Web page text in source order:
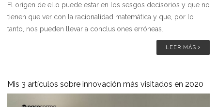
El origen de ello puede estar en los sesgos decisorios y que no
tienen que ver con la racionalidad matemática y que, por lo
tanto, nos pueden llevar a conclusiones erróneas.
LEER MÁS
Mis 3 artículos sobre innovación más visitados en 2020